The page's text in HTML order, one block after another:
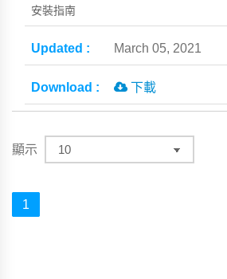
安裝指南
March 05, 2021
下載
顯示
1